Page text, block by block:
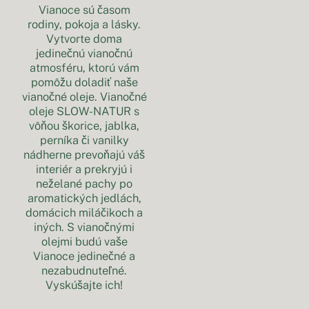
Vianoce sú časom
rodiny, pokoja a lásky.
Vytvorte doma
jedinečnú vianočnú
atmosféru, ktorú vám
pomôžu doladiť naše
vianočné oleje. Vianočné
oleje SLOW-NATUR s
vôňou škorice, jablka,
perníka či vanilky
nádherne prevoňajú váš
interiér a prekryjú i
neželané pachy po
aromatických jedlách,
domácich miláčikoch a
iných. S vianočnými
olejmi budú vaše
Vianoce jedinečné a
nezabudnuteľné.
Vyskúšajte ich!